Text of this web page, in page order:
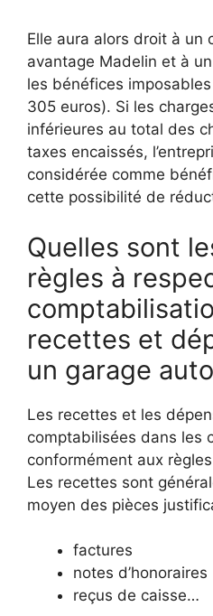
Elle aura alors droit à un
avantage Madelin et à
les bénéfices
305 euros). Si les
inférieures au total des
taxes encaissés,
considérée comme
cette possibilité de
Quelles sont
règles à
recettes et
un garage
Les recettes et les
comptabilisées dans les
conformément aux
Les recettes sont
moyen des pièces
factures
notes d’honoraires
reçus de caisse…